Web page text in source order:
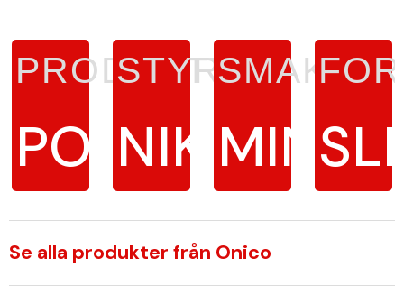
PRODUKTTYP
STYRKASMAK
MINT
Se alla produkter från Onico